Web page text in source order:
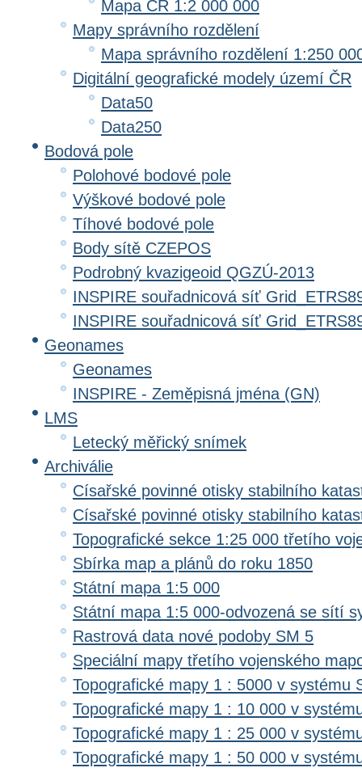
Mapa ČR 1:2 000 000
Mapy správního rozdělení
Mapa správního rozdělení 1:250
Digitální geografické modely území ČR
Data50
Data250
Bodová pole
Polohové bodové pole
Výškové bodové pole
Tíhové bodové pole
Body sítě CZEPOS
Podrobný kvazigeoid QGZÚ-2013
INSPIRE souřadnicová síť
INSPIRE souřadnicová síť
Geonames
Geonames
INSPIRE - Zeměpisná jména (GN)
LMS
Letecký měřický snímek
Archiválie
Císařské povinné otisky stabilního
Císařské povinné otisky stabilního
Topografické sekce 1:25 000 třetího
Sbírka map a plánů do roku 1850
Státní mapa 1:5 000
Státní mapa 1:5 000-odvozená se sítí
Rastrová data nové podoby SM 5
Speciální mapy třetího vojenského
Topografické mapy 1 : 5000 v systému
Topografické mapy 1 : 10 000 v
Topografické mapy 1 : 25 000 v
Topografické mapy 1 : 50 000 v